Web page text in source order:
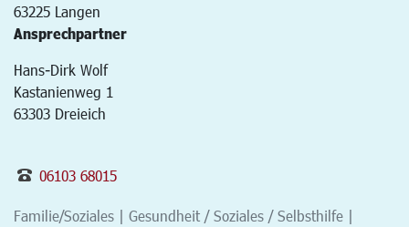
63225 Langen
Ansprechpartner
Hans-Dirk Wolf
Kastanienweg 1
63303 Dreieich
06103 68015
Familie/Soziales | Gesundheit / Soziales / Selbsthilfe |